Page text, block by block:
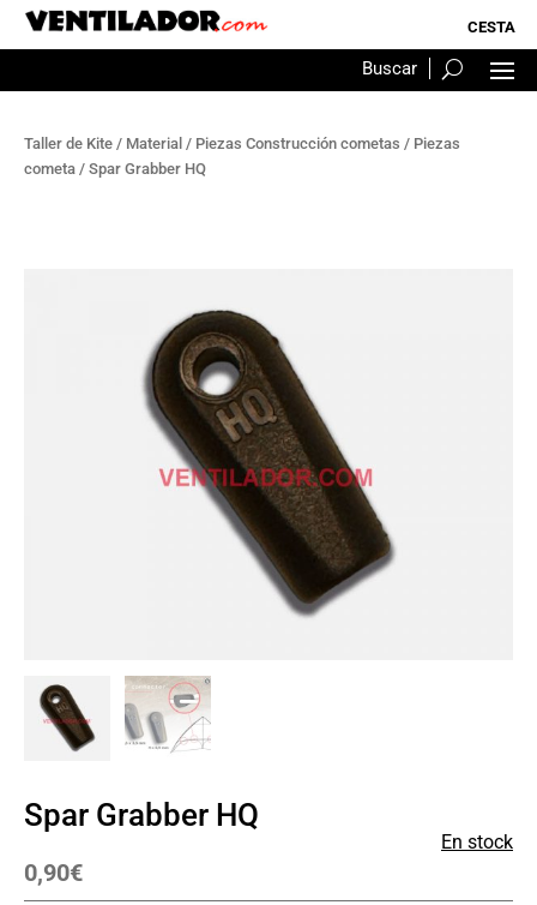
Taller de Kite / Material / Piezas Construcción cometas / Piezas
cometa / Spar Grabber HQ
Spar Grabber HQ
0,90€
En stock